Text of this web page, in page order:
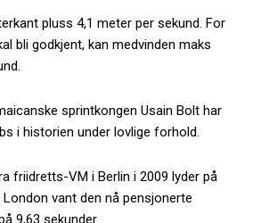
pluss 4,1 meter per sekund. For
bli godkjent, kan medvinden maks
sprintkongen Usain Bolt har
i historien under lovlige forhold.
friidretts-VM i Berlin i 2009 lyder på
London vant den nå pensjonerte
9,63 sekunder.